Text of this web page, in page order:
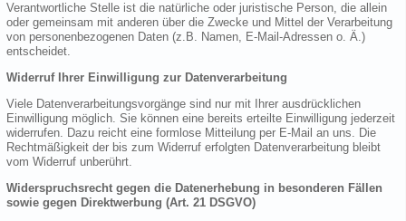
Verantwortliche Stelle ist die natürliche oder juristische Person, die allein
oder gemeinsam mit anderen über die Zwecke und Mittel der Verarbeitung
von personenbezogenen Daten (z.B. Namen, E-Mail-Adressen o. Ä.)
entscheidet.
Widerruf Ihrer Einwilligung zur Datenverarbeitung
Viele Datenverarbeitungsvorgänge sind nur mit Ihrer ausdrücklichen
Einwilligung möglich. Sie können eine bereits erteilte Einwilligung jederzeit
widerrufen. Dazu reicht eine formlose Mitteilung per E-Mail an uns. Die
Rechtmäßigkeit der bis zum Widerruf erfolgten Datenverarbeitung bleibt
vom Widerruf unberührt.
Widerspruchsrecht gegen die Datenerhebung in besonderen Fällen
sowie gegen Direktwerbung (Art. 21 DSGVO)